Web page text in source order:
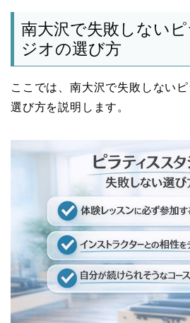
南大沢で失敗しない
ジオの選び方
ここでは、南大沢で失敗しない
選び方を説明します。